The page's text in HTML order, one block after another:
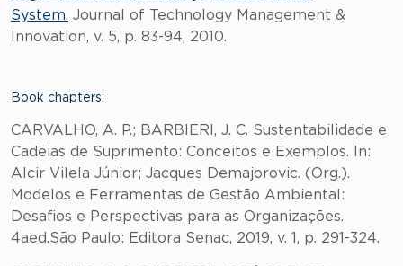
System. Journal of Technology Management &
Innovation, v. 5, p. 83-94, 2010.
Book chapters:
CARVALHO, A. P.; BARBIERI, J. C. Sustentabilidade e
Cadeias de Suprimento: Conceitos e Exemplos. In:
Alcir Vilela Júnior; Jacques Demajorovic. (Org.).
Modelos e Ferramentas de Gestão Ambiental:
Desafios e Perspectivas para as Organizações.
4aed.São Paulo: Editora Senac, 2019, v. 1, p. 291-324.